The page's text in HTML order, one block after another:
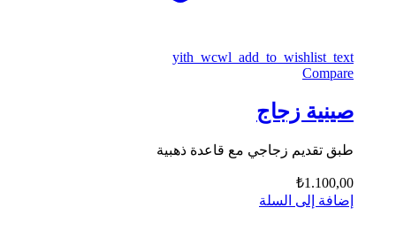
yith_wcwl_add_to_wishlist_text
Compare
صينية زجاج
طبق تقديم زجاجي مع قاعدة ذهبية
₺1.100,00
إضافة إلى السلة